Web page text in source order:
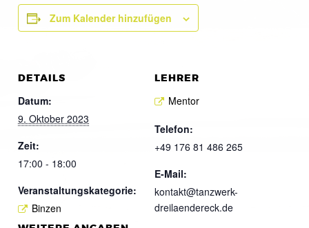
Zum Kalender hinzufügen
DETAILS
Datum:
9. Oktober 2023
Zeit:
17:00 - 18:00
Veranstaltungskategorie:
Binzen
LEHRER
Mentor
Telefon:
+49 176 81 486 265
E-Mail:
kontakt@tanzwerk-
dreilaendereck.de